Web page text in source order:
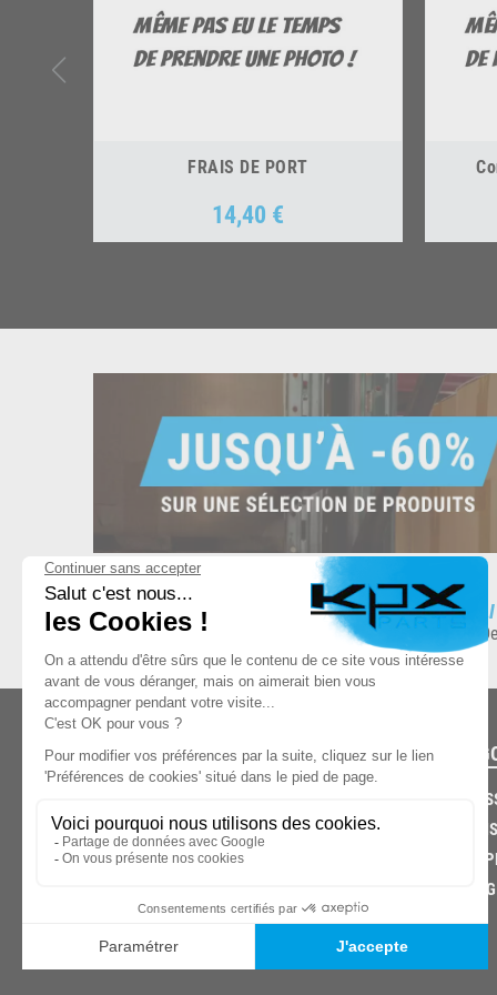
FRAIS DE PORT
Prix
14,40 €
ESPACE DE STOCKAGE
8.500 produits en stock
03.85.32.96.74
© 2026 -KPX PARTS- SITE CRÉÉ PARLET'S CLIC